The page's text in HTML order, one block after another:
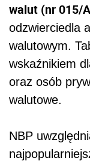
walut (nr 015/
odzwierciedla
walutowym.
wskaźnikiem
oraz osób
walutowe.
NBP